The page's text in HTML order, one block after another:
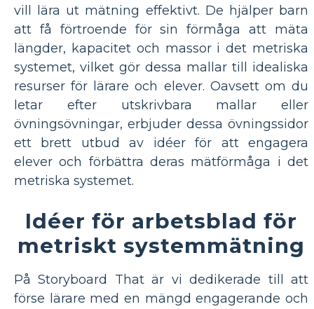
vill lära ut mätning effektivt. De hjälper barn
att få förtroende för sin förmåga att mäta
längder, kapacitet och massor i det metriska
systemet, vilket gör dessa mallar till idealiska
resurser för lärare och elever. Oavsett om du
letar efter utskrivbara mallar eller
övningsövningar, erbjuder dessa övningssidor
ett brett utbud av idéer för att engagera
elever och förbättra deras mätförmåga i det
metriska systemet.
Idéer för arbetsblad för
metriskt systemmätning
På Storyboard That är vi dedikerade till att
förse lärare med en mängd engagerande och